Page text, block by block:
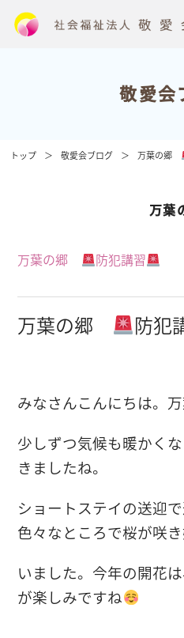
敬愛会
トップ 敬愛会ブログ 万葉の郷
万葉
万葉の郷 防犯講習
万葉の郷 防犯
みなさんこんにちは。万
少しずつ気候も暖かくな
きましたね。
ショートステイの送迎で
色々なところで桜が咲
いました。今年の開花
が楽しみですね